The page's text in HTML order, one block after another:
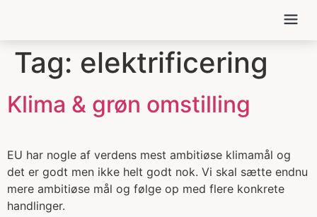
Tag: elektrificering
Klima & grøn omstilling
EU har nogle af verdens mest ambitiøse klimamål og
det er godt men ikke helt godt nok. Vi skal sætte endnu
mere ambitiøse mål og følge op med flere konkrete
handlinger.